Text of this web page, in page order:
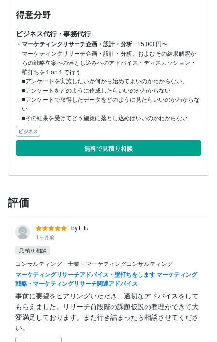
得意分野
ビジネス代行・事務代行
・マーケティングリサーチ企画・設計・分析
15,000円〜
マーケティングリサーチ企画・設計・分析、およびその結果解釈か
らの戦略立案への落とし込みへのアドバイス・ディスカッション・
壁打ちを１on１で行う
■アンケートを実施したいが何から始めてよいのかわからない、
■アンケートをどのように作成したらいいのかわからない
■アンケートで取得したデータをどのように見たらいいのかわからな
い
ビジネス
無料で見積り相談
評価
by t_tu
1ヶ月前
見積り相談
コンサルティング・士業 > マーケティングコンサルティング
マーケティングリサーチアドバイス・壁打ちをします マーケティング
戦略・マーケティングリサーチ関連アドバイス
事前に要望をヒアリングいただき、適切なアドバイスをして
もらえました。リサーチ前段階の課題仮説の整理ができて大
変満足しております。また行き詰まったら相談させてくださ
い。